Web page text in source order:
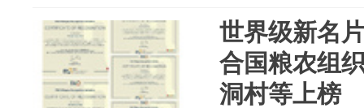
世界级新名
合国粮农组
洞村等上榜